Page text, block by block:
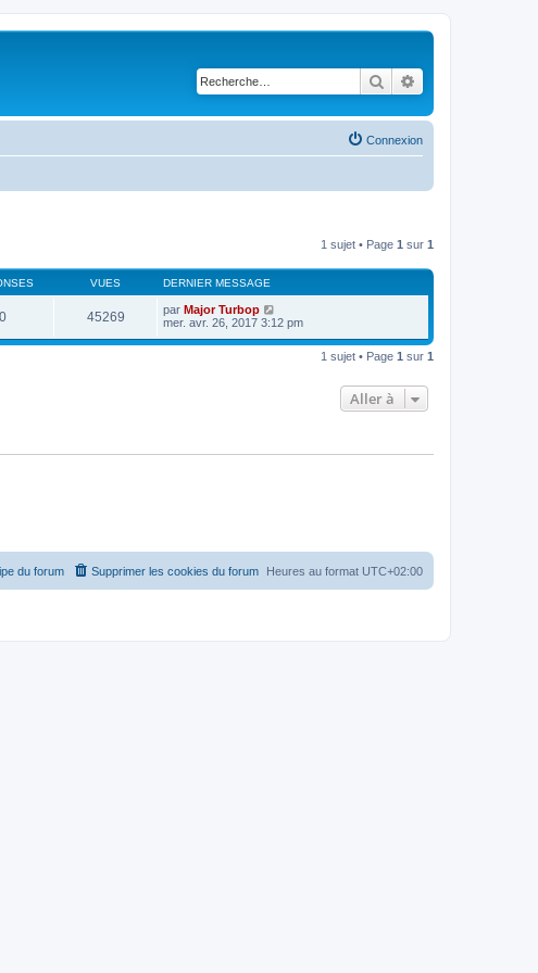
Rechercher
Connexion
1 sujet • Page 1 sur 1
VUES DERNIER MESSAGE
0 45269 par Major Turbop
mer. avr. 26, 2017 3:12 pm
1 sujet • Page 1 sur 1
Aller à
Heures au format UTC+02:00
Supprimer les cookies du forum
du forum